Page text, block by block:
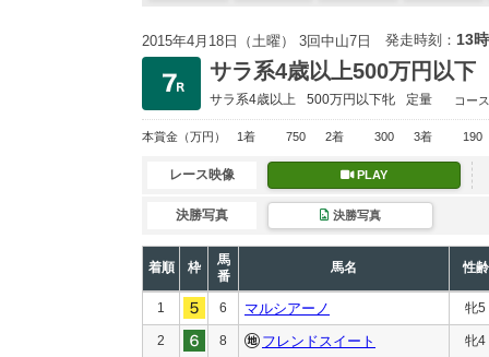
2015年4月18日（土曜） 3回中山7日 発走時刻： 13
サラ系4歳以上500万円以下
サラ系4歳以上 500万円以下牝 定量 コー
本賞金 （万円） 1着 750 2着 300 3着 190
レース映像 PLAY
決勝写真 決勝写真
着順 枠
馬
番
馬名 性齢
1 6 マルシアーノ 牝5
2 8 フレンドスイート 牝4